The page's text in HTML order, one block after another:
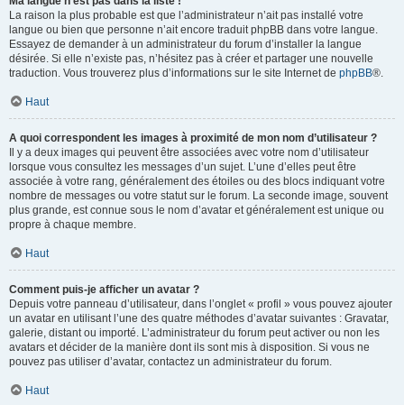
La raison la plus probable est que l’administrateur n’ait pas installé votre
langue ou bien que personne n’ait encore traduit phpBB dans votre langue.
Essayez de demander à un administrateur du forum d’installer la langue
désirée. Si elle n’existe pas, n’hésitez pas à créer et partager une nouvelle
traduction. Vous trouverez plus d’informations sur le site Internet de phpBB®.
Haut
A quoi correspondent les images à proximité de mon nom d’utilisateur ?
Il y a deux images qui peuvent être associées avec votre nom d’utilisateur
lorsque vous consultez les messages d’un sujet. L’une d’elles peut être
associée à votre rang, généralement des étoiles ou des blocs indiquant votre
nombre de messages ou votre statut sur le forum. La seconde image, souvent
plus grande, est connue sous le nom d’avatar et généralement est unique ou
propre à chaque membre.
Haut
Comment puis-je afficher un avatar ?
Depuis votre panneau d’utilisateur, dans l’onglet « profil » vous pouvez ajouter
un avatar en utilisant l’une des quatre méthodes d’avatar suivantes : Gravatar,
galerie, distant ou importé. L’administrateur du forum peut activer ou non les
avatars et décider de la manière dont ils sont mis à disposition. Si vous ne
pouvez pas utiliser d’avatar, contactez un administrateur du forum.
Haut